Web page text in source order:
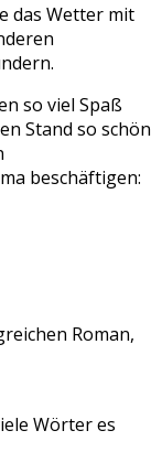
das Wetter mit
so viel Spaß
Stand so schön
beschäftigen:
Roman,
Wörter es